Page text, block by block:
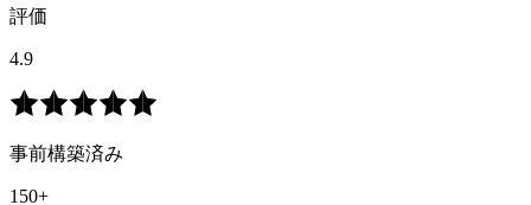
評価
4.9
事前構築済み
150+